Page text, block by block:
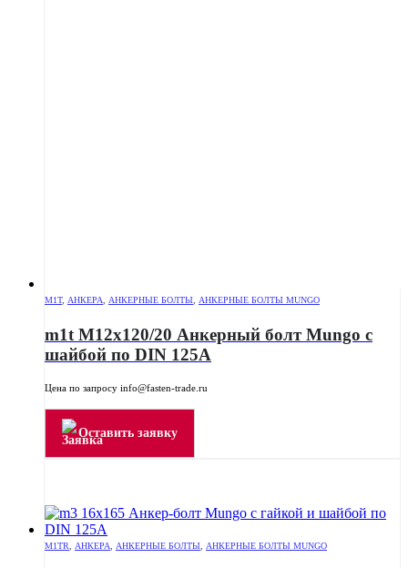
M1T, АНКЕРА АНКЕРНЫЕ БОЛТЫ АНКЕРНЫЕ БОЛТЫ MUNGO
m1t M12x120/20 Анкерный болт Mungo с
шайбой по DIN 125A
Цена по запросу info@fasten-trade.ru
Оставить заявку
M1TR, АНКЕРА, АНКЕРНЫЕ БОЛТЫ, АНКЕРНЫЕ БОЛТЫ MUNGO